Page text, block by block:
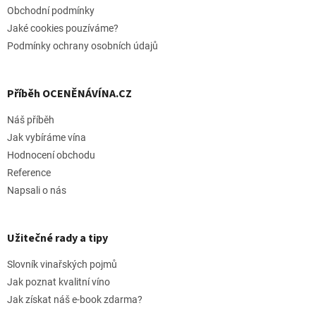
Obchodní podmínky
Jaké cookies pouzíváme?
Podmínky ochrany osobních údajů
Příběh OCENĚNÁVÍNA.CZ
Náš příběh
Jak vybíráme vína
Hodnocení obchodu
Reference
Napsali o nás
Užitečné rady a tipy
Slovník vinařských pojmů
Jak poznat kvalitní víno
Jak získat náš e-book zdarma?